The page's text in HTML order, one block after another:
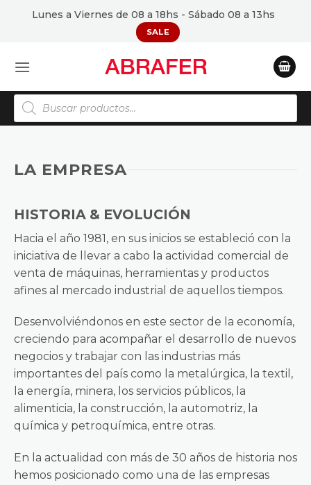
Lunes a Viernes de 08 a 18hs - Sábado 08 a 13hs
SALE
Búsqueda
de
productos
LA EMPRESA
HISTORIA & EVOLUCIÓN
Hacia el año 1981, en sus inicios se estableció con la
iniciativa de llevar a cabo la actividad comercial de
venta de máquinas, herramientas y productos
afines al mercado industrial de aquellos tiempos.
Desenvolviéndonos en este sector de la economía,
creciendo para acompañar el desarrollo de nuevos
negocios y trabajar con las industrias más
importantes del país como la metalúrgica, la textil,
la energía, minera, los servicios públicos, la
alimenticia, la construcción, la automotriz, la
química y petroquímica, entre otras.
En la actualidad con más de 30 años de historia nos
hemos posicionado como una de las empresas